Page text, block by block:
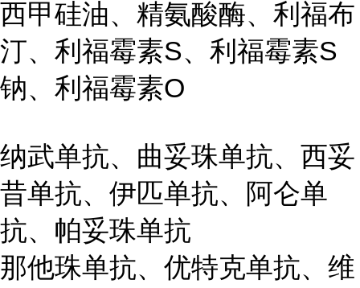
西甲硅油、精氨酸酶、利福布
汀、利福霉素S、利福霉素S
钠、利福霉素O
纳武单抗、曲妥珠单抗、西妥
昔单抗、伊匹单抗、阿仑单
抗、帕妥珠单抗
那他珠单抗、优特克单抗、维